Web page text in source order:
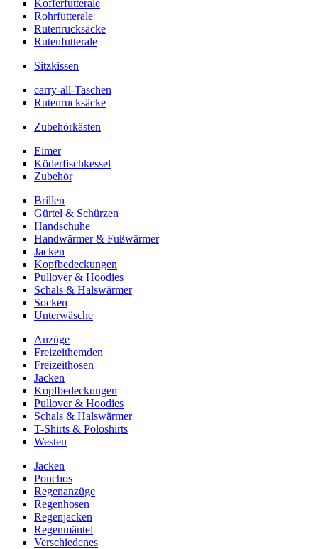
Kofferfutterale
Rohrfutterale
Rutenrucksäcke
Rutenfutterale
Sitzkissen
carry-all-Taschen
Rutenrucksäcke
Zubehörkästen
Eimer
Köderfischkessel
Zubehör
Brillen
Gürtel & Schürzen
Handschuhe
Handwärmer & Fußwärmer
Jacken
Kopfbedeckungen
Pullover & Hoodies
Schals & Halswärmer
Socken
Unterwäsche
Anzüge
Freizeithemden
Freizeithosen
Jacken
Kopfbedeckungen
Pullover & Hoodies
Schals & Halswärmer
T-Shirts & Poloshirts
Westen
Jacken
Ponchos
Regenanzüge
Regenhosen
Regenjacken
Regenmäntel
Verschiedenes